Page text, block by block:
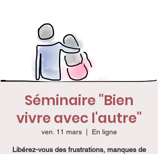
Séminaire "Bien
vivre avec l'autre"
ven. 11 mars
  |
En ligne
Libérez-vous des frustrations, manques de